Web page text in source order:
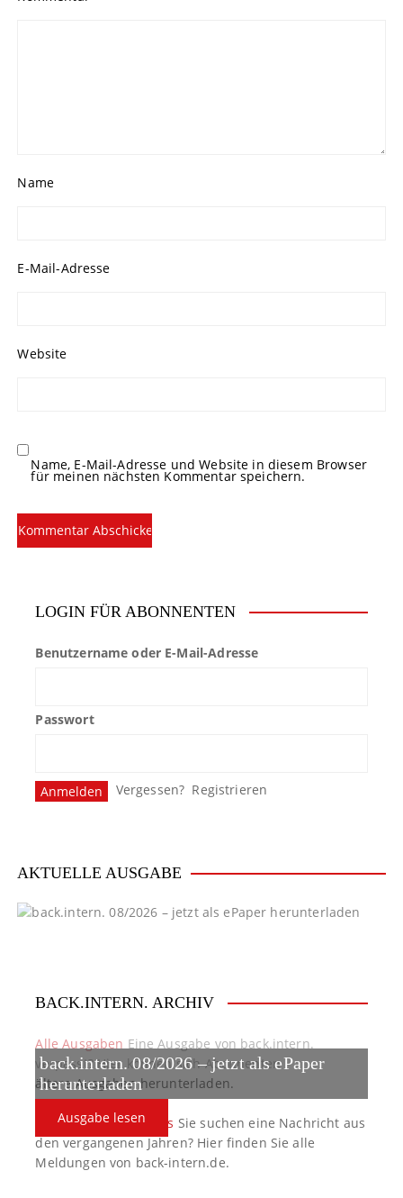
Name
E-Mail-Adresse
Website
Name, E-Mail-Adresse und Website in diesem Browser
für meinen nächsten Kommentar speichern.
LOGIN FÜR ABONNENTEN
Benutzername oder E-Mail-Adresse
Passwort
Vergessen? Registrieren
AKTUELLE AUSGABE
back.intern. 08/2026 – jetzt als ePaper
herunterladen
Ausgabe lesen
BACK.INTERN. ARCHIV
Alle Ausgaben Eine Ausgabe von back.intern.
verpasst? Hier können sich Abonnenten
ältere Ausgaben herunterladen.
back.intern. Top-News Sie suchen eine Nachricht aus
den vergangenen Jahren? Hier finden Sie alle
Meldungen von back-intern.de.